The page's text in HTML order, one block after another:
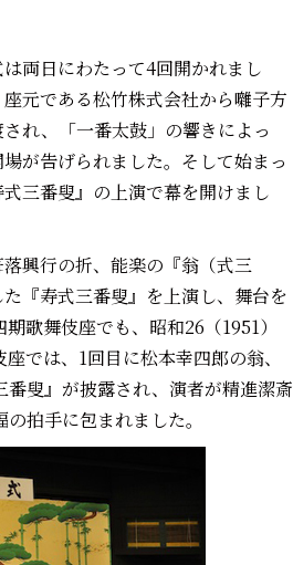
両日にわたって4回開かれまし
元である松竹株式会社から囃子方
れ、「一番太鼓」の響きによっ
が告げられました。そして始まっ
三番叟』の上演で幕を開けまし
興行の折、能楽の『翁（式三
『寿式三番叟』を上演し、舞台を
歌舞伎座でも、昭和26（1951）
では、1回目に松本幸四郎の翁、
叟』が披露され、演者が精進潔斎
拍手に包まれました。